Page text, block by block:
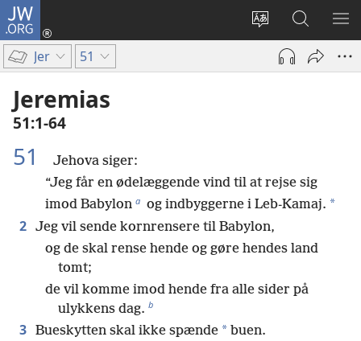
JW.ORG
Vælg
sprog
Log
på
(åbner
Søg
på
JW.ORG
VIS
Jer 51
Jeremias
51:1-64
51
Jehova siger:
“Jeg får en ødelæggende vind til at rejse sig
imod Babylon a og indbyggerne i Leb-Kamaj. *
2 Jeg vil sende kornrensere til Babylon,
og de skal rense hende og gøre hendes land
tomt;
de vil komme imod hende fra alle sider på
ulykkens dag. b
3 Bueskytten skal ikke spænde * buen.